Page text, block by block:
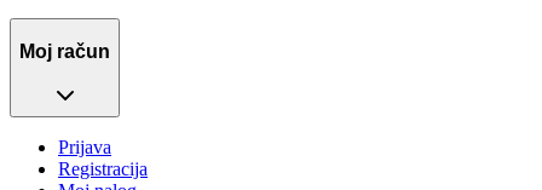
Moj račun
Prijava
Registracija